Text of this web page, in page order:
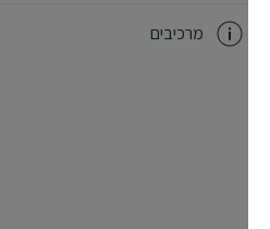
מרכיבים